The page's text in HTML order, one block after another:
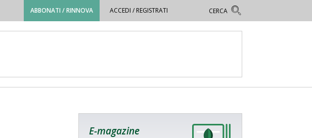
ABBONATI / RINNOVA ACCEDI / REGISTRATI
E-magazine